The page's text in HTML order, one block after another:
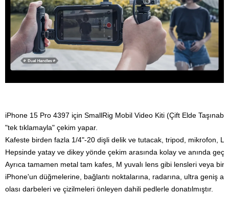
iPhone 15 Pro 4397 için SmallRig Mobil Video Kiti (Çift Elde
"tek tıklamayla" çekim yapar.
Kafeste birden fazla 1/4"-20 dişli delik ve tutacak, tripod, mikrofon,
Hepsinde yatay ve dikey yönde çekim arasında kolay ve anında
Ayrıca tamamen metal tam kafes, M yuvalı lens gibi lensleri veya
iPhone'un düğmelerine, bağlantı noktalarına, radarına, ultra geniş
olası darbeleri ve çizilmeleri önleyen dahili pedlerle donatılmıştır.